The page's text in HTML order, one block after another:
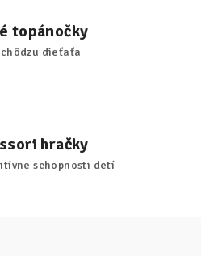
topánočky
chôdzu dieťaťa
hračky
schopnosti detí